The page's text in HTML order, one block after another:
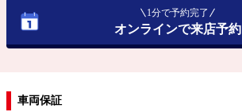
1分で予約完了
オンラインで来店予約
車両保証